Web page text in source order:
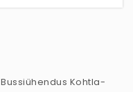
Bussiühendus Kohtla-